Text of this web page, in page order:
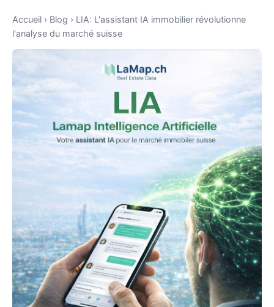
Accueil › Blog › LIA: L'assistant IA immobilier révolutionne
l'analyse du marché suisse